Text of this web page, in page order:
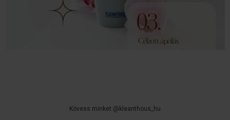
Kövess minket @kleanthous_hu